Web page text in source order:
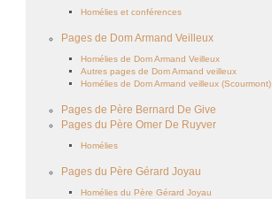
Homélies et conférences
Pages de Dom Armand Veilleux
Homélies de Dom Armand Veilleux
Autres pages de Dom Armand veilleux
Homélies de Dom Armand veilleux (Scourmont)
Pages de Père Bernard De Give
Pages du Père Omer De Ruyver
Homélies
Pages du Père Gérard Joyau
Homélies du Père Gérard Joyau